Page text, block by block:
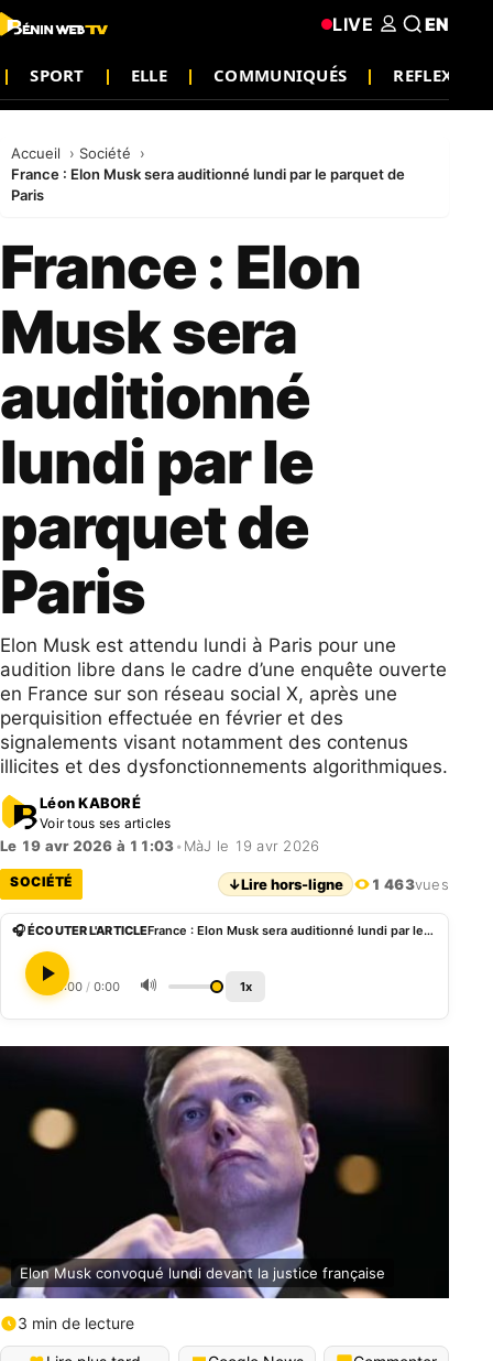
SPORT ELLE COMMUNIQUÉS REFLEXION
LIVE EN
Accueil
Société
France : Elon Musk sera auditionné lundi par le parquet de
Paris
France : Elon
Musk sera
auditionné
lundi par le
parquet de
Paris
Elon Musk est attendu lundi à Paris pour une
audition libre dans le cadre d’une enquête ouverte
en France sur son réseau social X, après une
perquisition effectuée en février et des
signalements visant notamment des contenus
illicites et des dysfonctionnements algorithmiques.
Léon KABORÉ
Voir tous ses articles
Le 19 avr 2026 à 11:03• MàJ le 19 avr 2026
SOCIÉTÉ ↓Lire hors-ligne 1 463vues
🎧 ÉCOUTER L'ARTICLE France : Elon Musk sera auditionné lundi par le parquet de Paris
0:00 / 0:00 🔊 1x
Elon Musk convoqué lundi devant la justice française
3 min de lecture